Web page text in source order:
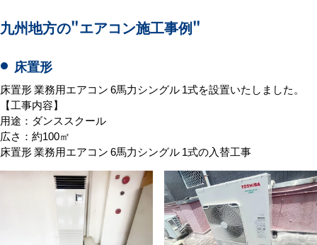
九州地方の"エアコン施工事例"
床置形
床置形 業務用エアコン 6馬力シングル 1式を設置いたしました。
【工事内容】
用途：ダンススクール
広さ：約100㎡
床置形 業務用エアコン 6馬力シングル 1式の入替工事